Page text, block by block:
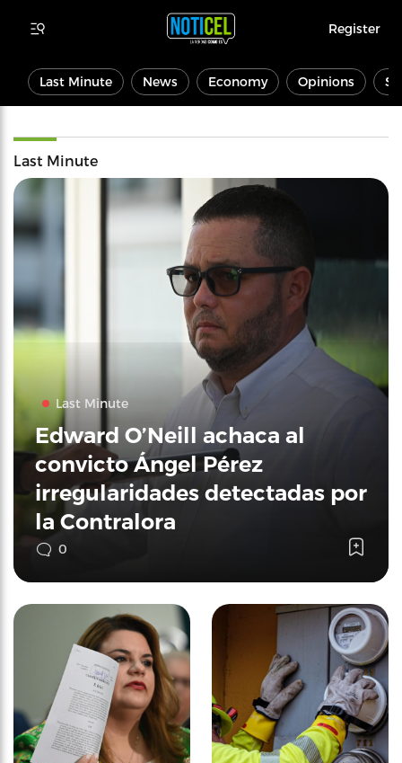
Register
Last Minute News Economy Opinions
Last Minute
Last Minute
Edward O’Neill achaca al
convicto Ángel Pérez
irregularidades detectadas por
la Contralora
0